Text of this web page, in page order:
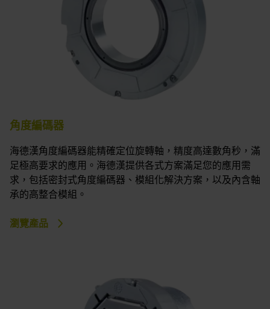
角度編碼器
海德漢角度編碼器能精確定位旋轉軸，精度高達數角秒，滿
足極高要求的應用。海德漢提供各式方案滿足您的應用需
求，包括密封式角度編碼器、模組化解決方案，以及內含軸
承的高整合模組。
瀏覽產品